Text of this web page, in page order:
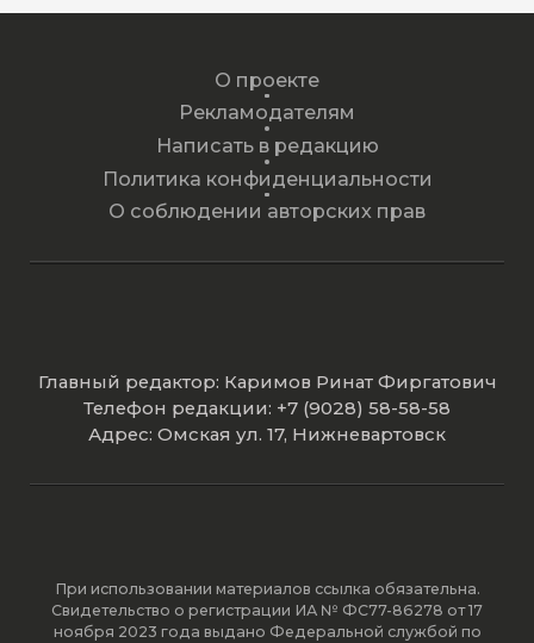
О проекте
Рекламодателям
Написать в редакцию
Политика конфиденциальности
О соблюдении авторских прав
Главный редактор: Каримов Ринат Фиргатович
Телефон редакции: +7 (9028) 58-58-58
Адрес: Омская ул. 17, Нижневартовск
При использовании материалов ссылка обязательна.
Свидетельство о регистрации ИА № ФС77-86278 от 17
ноября 2023 года выдано Федеральной службой по